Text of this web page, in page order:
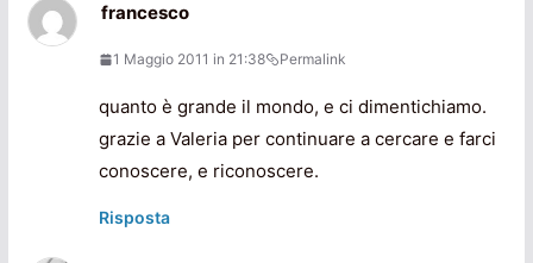
francesco
1 Maggio 2011 in 21:38 Permalink
quanto è grande il mondo, e ci dimentichiamo.
grazie a Valeria per continuare a cercare e farci
conoscere, e riconoscere.
Risposta